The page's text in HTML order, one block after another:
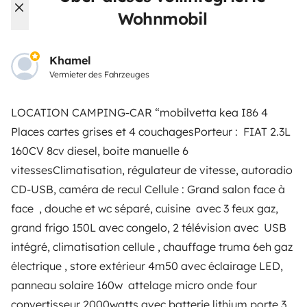
Wohnmobil
Khamel
Vermieter des Fahrzeuges
LOCATION CAMPING-CAR “mobilvetta kea I86 4
Places cartes grises et 4 couchagesPorteur : FIAT 2.3L
160CV 8cv diesel, boite manuelle 6
vitessesClimatisation, régulateur de vitesse, autoradio
CD-USB, caméra de recul Cellule : Grand salon face à
face , douche et wc séparé, cuisine avec 3 feux gaz,
grand frigo 150L avec congelo, 2 télévision avec USB
intégré, climatisation cellule , chauffage truma 6eh gaz
électrique , store extérieur 4m50 avec éclairage LED,
panneau solaire 160w attelage micro onde four
convertisseur 2000watts avec batterie lithium porte 3
Die Bewertungen unserer User
Hilfe für Mieter
VERMIETER
Wohnmobil vermieten
Mietvertrag
Mietversicherung
Mietpannenhilfe
Hilfe für Vermieter